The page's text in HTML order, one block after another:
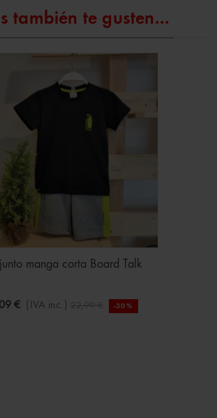
también te gusten...
manga corta Board Talk
€ (IVA inc.) 22,99 € -30%